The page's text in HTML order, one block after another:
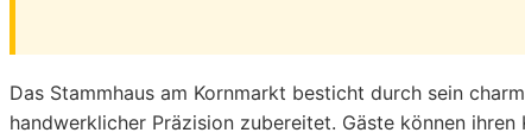
Das Stammhaus am Kornmarkt besticht durch sein
handwerklicher Präzision zubereitet. Gäste können